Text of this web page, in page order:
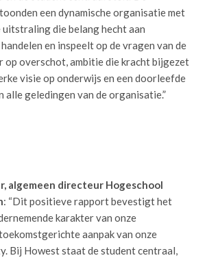
een dynamische organisatie met
die belang hecht aan
en inspeelt op de vragen van de
op overschot, ambitie die kracht bijgezet
visie op onderwijs en een doorleefde
geledingen van de organisatie.”
algemeen directeur Hogeschool
: “Dit positieve rapport bevestigt het
karakter van onze
aanpak van onze
Bij Howest staat de student centraal,